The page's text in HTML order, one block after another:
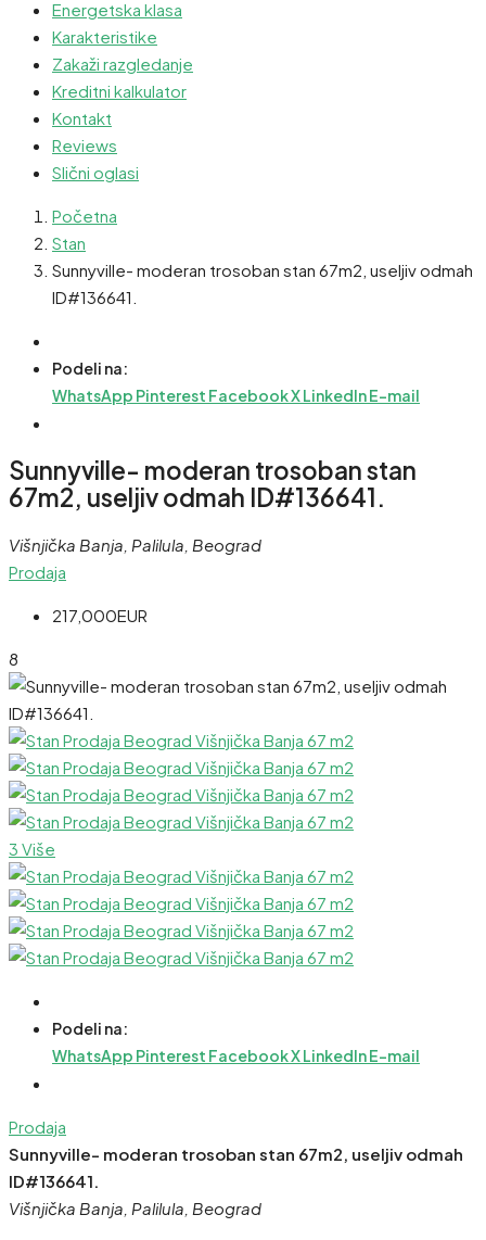
Energetska klasa
Karakteristike
Zakaži razgledanje
Kreditni kalkulator
Kontakt
Reviews
Slični oglasi
Početna
Stan
Sunnyville- moderan trosoban stan 67m2, useljiv odmah
ID#136641.
Podeli na:
WhatsApp Pinterest FacebookXLinkedInE-mail
Sunnyville- moderan trosoban stan
67m2, useljiv odmah ID#136641.
Višnjička Banja, Palilula, Beograd
Prodaja
217,000EUR
8
3 Više
Podeli na:
WhatsApp Pinterest FacebookXLinkedInE-mail
Prodaja
Sunnyville- moderan trosoban stan 67m2, useljiv odmah
ID#136641.
Višnjička Banja, Palilula, Beograd